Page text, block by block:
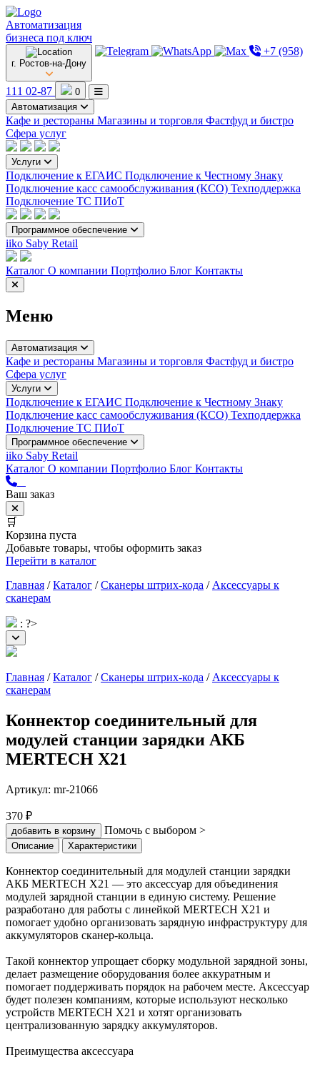
Автоматизация
бизнеса под ключ
г. Ростов-на-Дону
+7 (958)
111 02-87
0
Автоматизация
Кафе и рестораны Магазины и торговля Фастфуд и бистро
Сфера услуг
Услуги
Подключение к ЕГАИС Подключение к Честному Знаку
Подключение касс самообслуживания (КСО) Техподдержка
Подключение ТС ПИоТ
Программное обеспечение
iiko Saby Retail
Каталог О компании Портфолио Блог Контакты
Меню
Автоматизация
Кафе и рестораны Магазины и торговля Фастфуд и бистро
Сфера услуг
Услуги
Подключение к ЕГАИС Подключение к Честному Знаку
Подключение касс самообслуживания (КСО) Техподдержка
Подключение ТС ПИоТ
Программное обеспечение
iiko Saby Retail
Каталог О компании Портфолио Блог Контакты
Ваш заказ
🛒
Корзина пуста
Добавьте товары, чтобы оформить заказ
Перейти в каталог
Главная /Каталог /Сканеры штрих-кода / Аксессуары к
сканерам
: ?>
Главная /Каталог /Сканеры штрих-кода / Аксессуары к
сканерам
Коннектор соединительный для
модулей станции зарядки АКБ
MERTECH X21
Артикул: mr-21066
370 ₽
добавить в корзину Помочь с выбором >
Описание Характеристики
Коннектор соединительный для модулей станции зарядки
АКБ MERTECH X21 — это аксессуар для объединения
модулей зарядной станции в единую систему. Решение
разработано для работы с линейкой MERTECH X21 и
помогает удобно организовать зарядную инфраструктуру для
аккумуляторов сканер-кольца.
Такой коннектор упрощает сборку модульной зарядной зоны,
делает размещение оборудования более аккуратным и
помогает поддерживать порядок на рабочем месте. Аксессуар
будет полезен компаниям, которые используют несколько
устройств MERTECH X21 и хотят организовать
централизованную зарядку аккумуляторов.
Преимущества аксессуара